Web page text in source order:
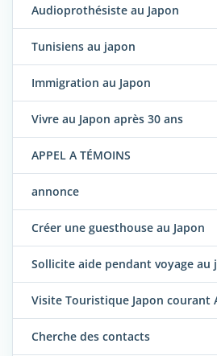
Audioprothésiste au Japon
Tunisiens au japon
Immigration au Japon
Vivre au Japon après 30 ans
APPEL A TÉMOINS
annonce
Créer une guesthouse au Japon
Sollicite aide pendant voyage au
Visite Touristique Japon courant
Cherche des contacts